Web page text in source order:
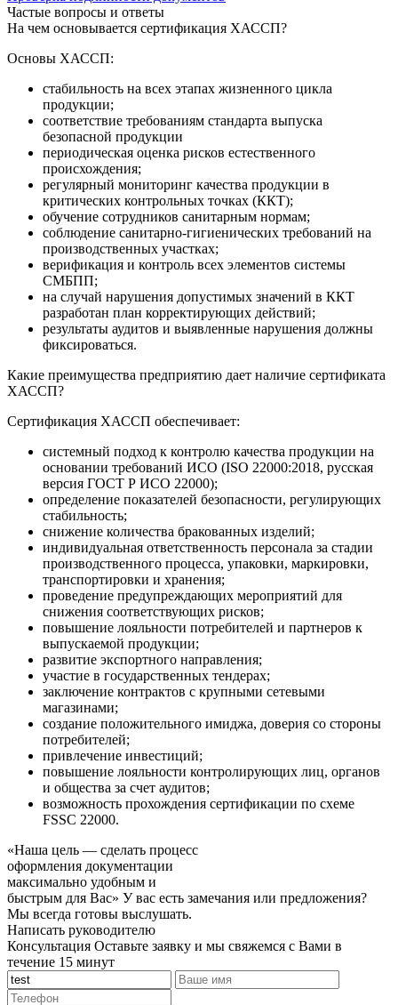
Частые вопросы и ответы
На чем основывается сертификация ХАССП?
Основы ХАССП:
стабильность на всех этапах жизненного цикла
продукции;
соответствие требованиям стандарта выпуска
безопасной продукции
периодическая оценка рисков естественного
происхождения;
регулярный мониторинг качества продукции в
критических контрольных точках (ККТ);
обучение сотрудников санитарным нормам;
соблюдение санитарно-гигиенических требований на
производственных участках;
верификация и контроль всех элементов системы
СМБПП;
на случай нарушения допустимых значений в ККТ
разработан план корректирующих действий;
результаты аудитов и выявленные нарушения должны
фиксироваться.
Какие преимущества предприятию дает наличие сертификата
ХАССП?
Сертификация ХАССП обеспечивает:
системный подход к контролю качества продукции на
основании требований ИСО (ISO 22000:2018, русская
версия ГОСТ Р ИСО 22000);
определение показателей безопасности, регулирующих
стабильность;
снижение количества бракованных изделий;
индивидуальная ответственность персонала за стадии
производственного процесса, упаковки, маркировки,
транспортировки и хранения;
проведение предупреждающих мероприятий для
снижения соответствующих рисков;
повышение лояльности потребителей и партнеров к
выпускаемой продукции;
развитие экспортного направления;
участие в государственных тендерах;
заключение контрактов с крупными сетевыми
магазинами;
создание положительного имиджа, доверия со стороны
потребителей;
привлечение инвестиций;
повышение лояльности контролирующих лиц, органов
и общества за счет аудитов;
возможность прохождения сертификации по схеме
FSSC 22000.
«Наша цель — сделать процесс
оформления документации
максимально удобным и
быстрым для Вас» У вас есть замечания или предложения?
Мы всегда готовы выслушать.
Написать руководителю
Консультация Оставьте заявку и мы свяжемся с Вами в
течение 15 минут